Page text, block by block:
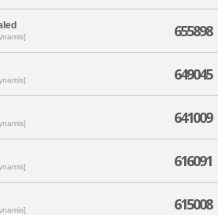
655898
649045
641009
616091
615008